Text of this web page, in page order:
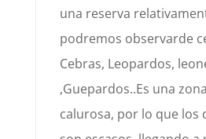
una reserva relativamen
podremos observarde
Cebras, Leopardos,
,Guepardos..Es una zona
calurosa, por lo que los